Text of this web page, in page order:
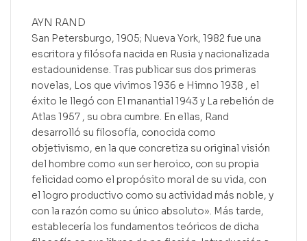
AYN RAND
San Petersburgo, 1905; Nueva York, 1982 fue una
escritora y filósofa nacida en Rusia y nacionalizada
estadounidense. Tras publicar sus dos primeras
novelas, Los que vivimos 1936 e Himno 1938 , el
éxito le llegó con El manantial 1943 y La rebelión de
Atlas 1957 , su obra cumbre. En ellas, Rand
desarrolló su filosofía, conocida como
objetivismo, en la que concretiza su original visión
del hombre como «un ser heroico, con su propia
felicidad como el propósito moral de su vida, con
el logro productivo como su actividad más noble, y
con la razón como su único absoluto». Más tarde,
establecería los fundamentos teóricos de dicha